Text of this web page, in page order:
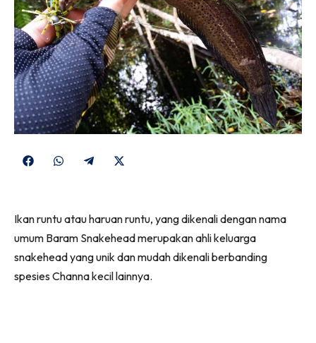
Share
Share
Share
(Twitter)
Ikan runtu atau haruan runtu, yang dikenali dengan nama
umum Baram Snakehead merupakan ahli keluarga
snakehead yang unik dan mudah dikenali berbanding
spesies Channa kecil lainnya.